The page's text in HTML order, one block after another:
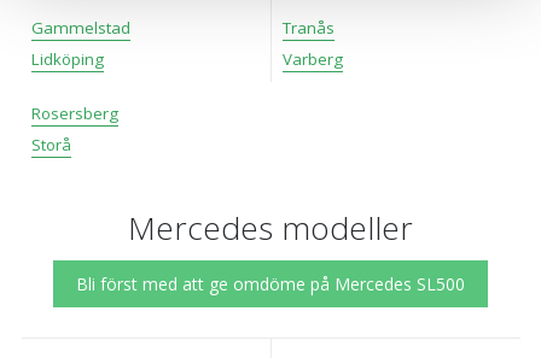
att klicka på Tillåt alla godkänner du vår hantering av
cookies och samtycker till att vi mäter och delar
information om din användning av webbplatsen med våra
partners. För att ändra vilka typer av cookies vi använder
klickar du på Anpassa. Du kan alltid ändra dina
inställningar för cookies.
Gammelstad
Lidköping
Rosersberg
Storå
Tranås
Varberg
Mercedes modeller
Bli först med att ge omdöme på Mercedes SL500